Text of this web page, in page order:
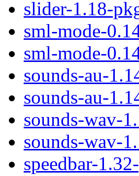
slider-1.18-
sml-mode-
sml-mode-
sounds-au-
sounds-au-
sounds-wav-
sounds-wav-
speedbar-